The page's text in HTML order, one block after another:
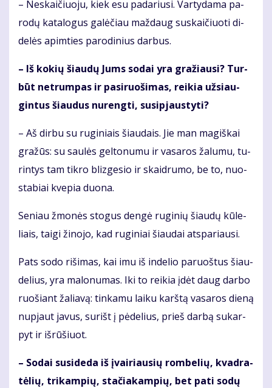
– Ne­skai­čiuo­ju, kiek esu pa­da­riu­si. Var­ty­da­ma pa­
ro­dų ka­ta­lo­gus ga­lė­čiau maž­daug su­skai­čiuo­ti di­
de­lės ap­im­ties pa­ro­di­nius dar­bus.
– Iš ko­kių šiau­dų Jums so­dai yra gra­žiau­si? Tur­
būt ne­trum­pas ir pa­si­ruo­ši­mas, rei­kia už­si­au­
gin­tus šiau­dus nu­reng­ti, su­si­pjaus­ty­ti?
– Aš dir­bu su ru­gi­niais šiau­dais. Jie man ma­giš­kai
gra­žūs: su sau­lės gel­to­nu­mu ir va­sa­ros ža­lu­mu, tu­
rin­tys tam tik­ro bliz­ge­sio ir skaid­ru­mo, be to, nuo­
sta­biai kve­pia duo­na.
Se­niau žmo­nės sto­gus den­gė ru­gi­nių šiau­dų kū­le­
liais, tai­gi ži­no­jo, kad ru­gi­niai šiau­dai at­spa­riau­si.
Pats so­do ri­ši­mas, kai imu iš in­de­lio pa­ruoš­tus šiau­
de­lius, yra ma­lo­nu­mas. Iki to rei­kia įdėt daug dar­bo
ruo­šiant ža­lia­vą: tin­ka­mu lai­ku karš­tą va­sa­ros die­ną
nu­pjaut ja­vus, su­rišt į pė­de­lius, prieš dar­bą su­kar­
pyt ir iš­rū­šiuot.
– So­dai su­si­de­da iš įvai­riau­sių rom­be­lių, kvad­ra­
tė­lių, tri­kam­pių, sta­čia­kam­pių, bet pa­ti so­dų